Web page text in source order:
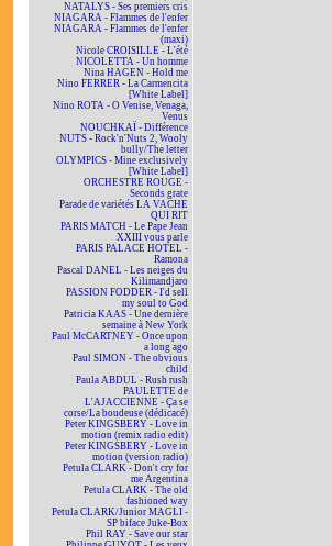
NATALYS - Ses premiers cris
NIAGARA - Flammes de l'enfer
NIAGARA - Flammes de l'enfer
(maxi)
Nicole CROISILLE - L'été
NICOLETTA - Un homme
Nina HAGEN - Hold me
Nino FERRER - La Carmencita
[White Label]
Nino ROTA - O Venise, Venaga,
Venus
NOUCHKAÏ - Différence
NUTS - Rock'n'Nuts 2, Wooly
bully/The letter
OLYMPICS - Mine exclusively
[White Label]
ORCHESTRE ROUGE -
Seconds grate
Parade de variétés LA VACHE
QUI RIT
PARIS MATCH - Le Pape Jean
XXIII vous parle
PARIS PALACE HOTEL -
Ramona
Pascal DANEL - Les neiges du
Kilimandjaro
PASSION FODDER - I'd sell
my soul to God
Patricia KAAS - Une dernière
semaine à New York
Paul McCARTNEY - Once upon
a long ago
Paul SIMON - The obvious
child
Paula ABDUL - Rush rush
PAULETTE de
L'AJACCIENNE - Ça se
corse/La boudeuse (dédicacé)
Peter KINGSBERY - Love in
motion (remix radio edit)
Peter KINGSBERY - Love in
motion (version radio)
Petula CLARK - Don't cry for
me Argentina
Petula CLARK - The old
fashioned way
Petula CLARK/Junior MAGLI -
SP biface Juke-Box
Phil RAY - Save our star